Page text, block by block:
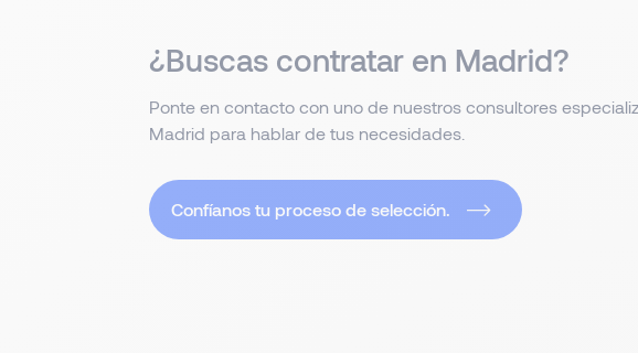
¿Buscas contratar en Madrid?
Ponte en contacto con uno de nuestros consultores
Madrid para hablar de tus necesidades.
Confíanos tu proceso de selección.